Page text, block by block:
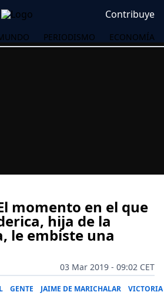
Contribuye
PERIODISMO ECONOMÍA
momento en el que
hija de la
le embiste una
03 Mar 2019 - 09:02 CET
GENTE JAIME DE MARICHALAR VICTORIA